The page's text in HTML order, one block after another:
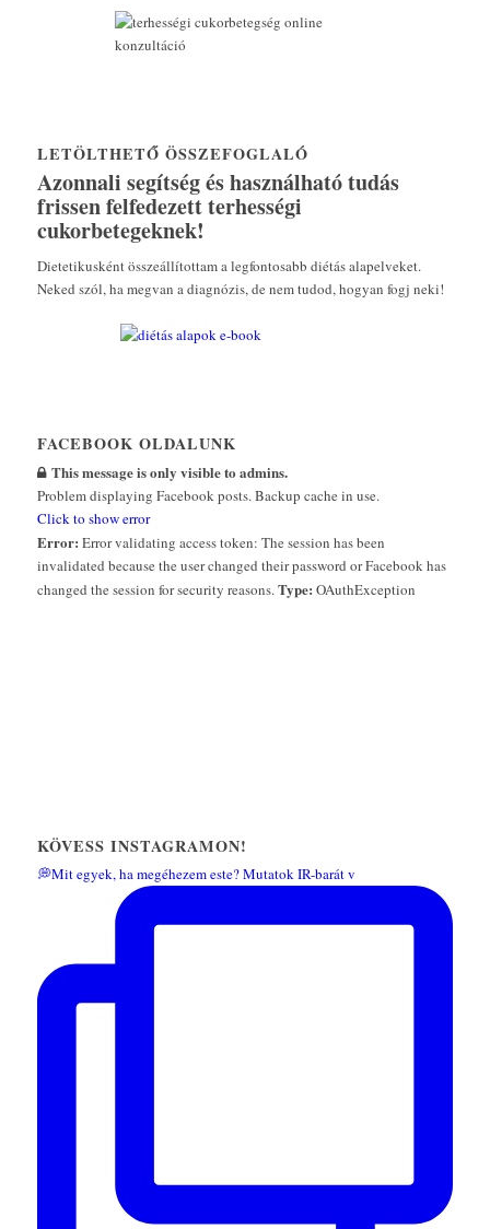
LETÖLTHETŐ ÖSSZEFOGLALÓ
Azonnali segítség és használható tudás
frissen felfedezett terhességi
cukorbetegeknek!
Dietetikusként összeállítottam a legfontosabb diétás alapelveket.
Neked szól, ha megvan a diagnózis, de nem tudod, hogyan fogj neki!
FACEBOOK OLDALUNK
This message is only visible to admins.
Problem displaying Facebook posts. Backup cache in use.
Click to show error
Error: Error validating access token: The session has been
invalidated because the user changed their password or Facebook has
changed the session for security reasons.Type: OAuthException
KÖVESS INSTAGRAMON!
💭Mit egyek, ha megéhezem este? Mutatok IR-barát v